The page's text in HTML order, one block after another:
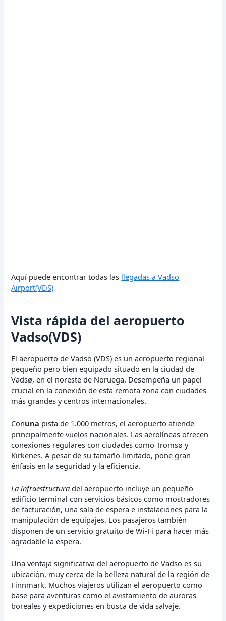
Aquí puede encontrar todas las llegadas a Vadso
Airport(VDS)
Vista rápida del aeropuerto
Vadso(VDS)
El aeropuerto de Vadso (VDS) es un aeropuerto regional
pequeño pero bien equipado situado en la ciudad de
Vadsø, en el noreste de Noruega. Desempeña un papel
crucial en la conexión de esta remota zona con ciudades
más grandes y centros internacionales.
Conuna pista de 1.000 metros, el aeropuerto atiende
principalmente vuelos nacionales. Las aerolíneas ofrecen
conexiones regulares con ciudades como Tromsø y
Kirkenes. A pesar de su tamaño limitado, pone gran
énfasis en la seguridad y la eficiencia.
La infraestructura del aeropuerto incluye un pequeño
edificio terminal con servicios básicos como mostradores
de facturación, una sala de espera e instalaciones para la
manipulación de equipajes. Los pasajeros también
disponen de un servicio gratuito de Wi-Fi para hacer más
agradable la espera.
Una ventaja significativa del aeropuerto de Vadso es su
ubicación, muy cerca de la belleza natural de la región de
Finnmark. Muchos viajeros utilizan el aeropuerto como
base para aventuras como el avistamiento de auroras
boreales y expediciones en busca de vida salvaje.